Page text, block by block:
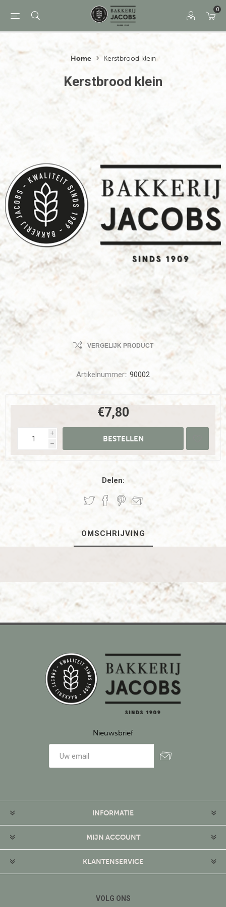
0
Home Kerstbrood klein
Kerstbrood klein
VERGELIJK PRODUCT
Artikelnummer:: 90002
€7,80
i
h
Delen:
OMSCHRIJVING
Nieuwsbrief
INFORMATIE
MIJN ACCOUNT
KLANTENSERVICE
VOLG ONS